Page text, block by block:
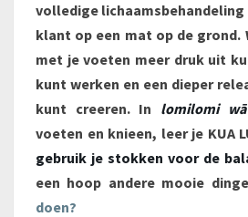
volledige
klant op een mat op de grond.
met je voeten meer druk uit
kunt werken en een dieper
kunt creeren. In lomilomi
voeten en knieen, leer je KUA
gebruik je stokken voor de
een hoop andere mooie
doen?